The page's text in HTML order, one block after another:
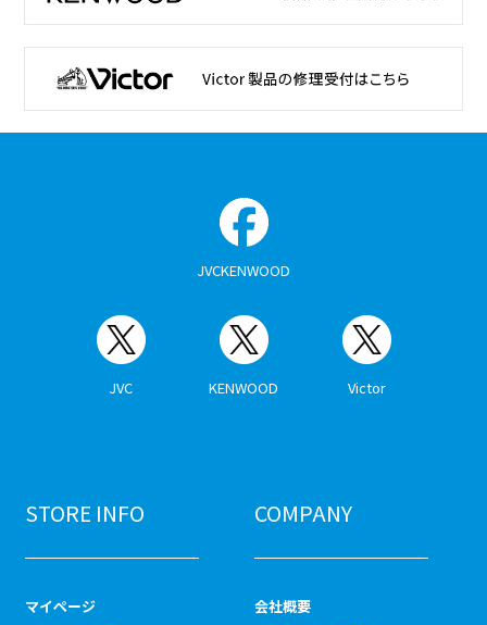
JVCKENWOOD
JVC KENWOOD Victor
STORE INFO
マイページ
COMPANY
会社概要